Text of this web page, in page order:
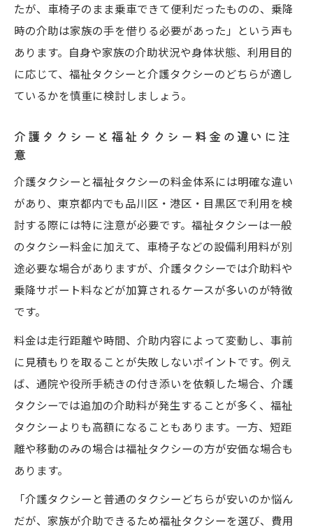
たが、車椅子のまま乗車できて便利だったものの、乗降
時の介助は家族の手を借りる必要があった」という声も
あります。自身や家族の介助状況や身体状態、利用目的
に応じて、福祉タクシーと介護タクシーのどちらが適し
ているかを慎重に検討しましょう。
介護タクシーと福祉タクシー料金の違いに注
意
介護タクシーと福祉タクシーの料金体系には明確な違い
があり、東京都内でも品川区・港区・目黒区で利用を検
討する際には特に注意が必要です。福祉タクシーは一般
のタクシー料金に加えて、車椅子などの設備利用料が別
途必要な場合がありますが、介護タクシーでは介助料や
乗降サポート料などが加算されるケースが多いのが特徴
です。
料金は走行距離や時間、介助内容によって変動し、事前
に見積もりを取ることが失敗しないポイントです。例え
ば、通院や役所手続きの付き添いを依頼した場合、介護
タクシーでは追加の介助料が発生することが多く、福祉
タクシーよりも高額になることもあります。一方、短距
離や移動のみの場合は福祉タクシーの方が安価な場合も
あります。
「介護タクシーと普通のタクシーどちらが安いのか悩ん
だが、家族が介助できるため福祉タクシーを選び、費用